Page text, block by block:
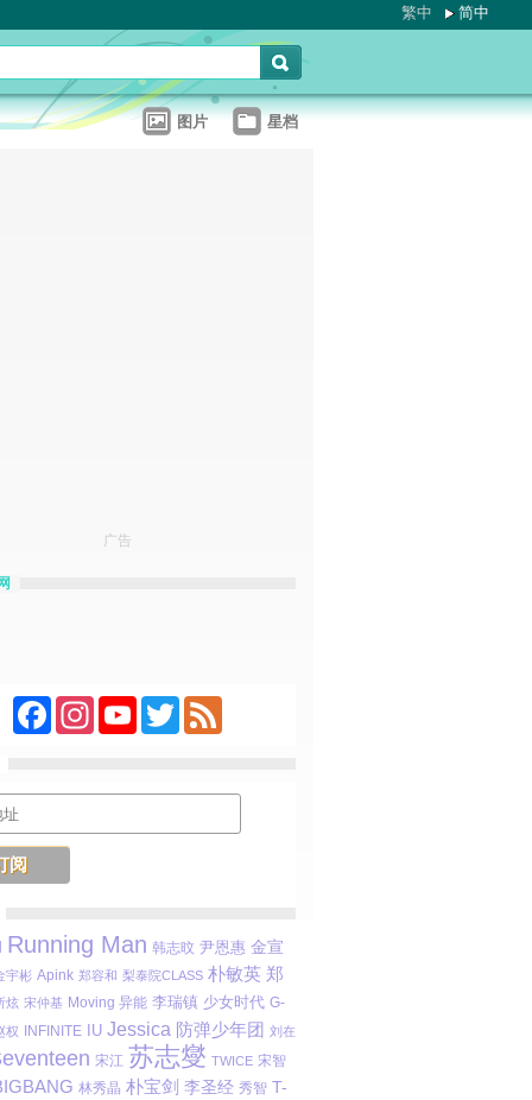
繁中 简中
图片 星档
广告
FacebookInstagramYouTubeTwitterFeed
Running Man 韩志旼 尹恩惠 金宣
宇彬 Apink 郑容和 梨泰院CLASS 朴敏英 郑
炫 宋仲基 Moving 异能 李瑞镇 少女时代 G-
权
INFINITE IU Jessica 防弹少年团 刘在
宋江 苏志燮 TWICE 宋智
林秀晶 朴宝剑 李圣经 秀智 T-